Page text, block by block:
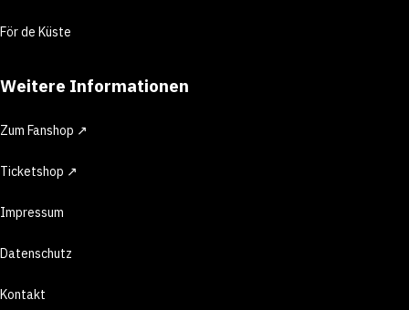
För de Küste
Weitere Informationen
Zum Fanshop ↗
Ticketshop ↗
Impressum
Datenschutz
Kontakt